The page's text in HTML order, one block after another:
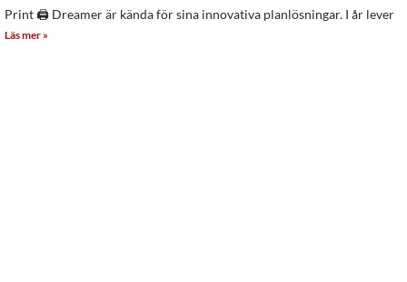
Print 🖨 Dreamer är kända för sina innovativa planlösningar. I år lever
Läs mer »